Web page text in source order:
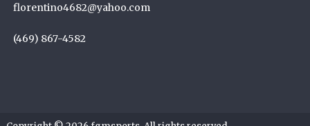
florentino4682@yahoo.com
(469) 867-4582